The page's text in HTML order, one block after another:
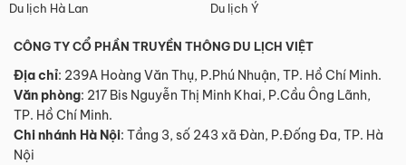
Du lịch Hà Lan
Du lịch Ý
CÔNG TY CỔ PHẦN TRUYỀN THÔNG DU LỊCH VIỆT
Địa chỉ: 239A Hoàng Văn Thụ, P.Phú Nhuận, TP. Hồ Chí Minh.
Văn phòng: 217 Bis Nguyễn Thị Minh Khai, P.Cầu Ông Lãnh,
TP. Hồ Chí Minh.
Chi nhánh Hà Nội: Tầng 3, số 243 xã Đàn, P.Đống Đa, TP. Hà
Nội